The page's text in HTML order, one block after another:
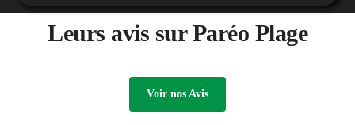
Leurs avis sur Paréo Plage
Voir nos Avis